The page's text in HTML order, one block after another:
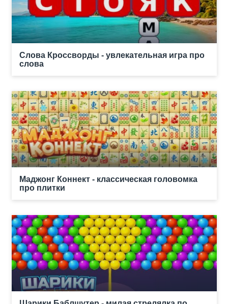
Слова Кроссворды - увлекательная игра про
слова
Маджонг Коннект - классическая головомка
про плитки